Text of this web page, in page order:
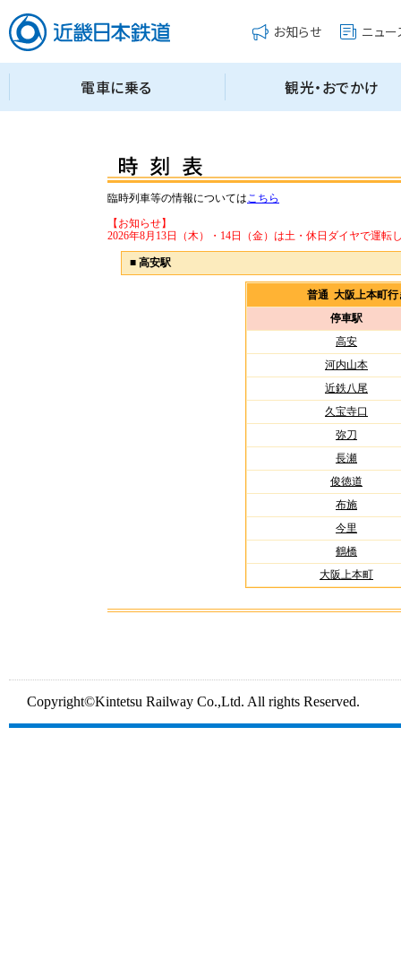
臨時列車等の情報についてはこちら
【お知らせ】
2026年8月13日（木）・14日（金）は土・休日ダイヤで運転
■ 高安駅
普通 大阪上本町
停車駅
高安
河内山本
近鉄八尾
久宝寺口
弥刀
長瀬
俊徳道
布施
今里
鶴橋
大阪上本町